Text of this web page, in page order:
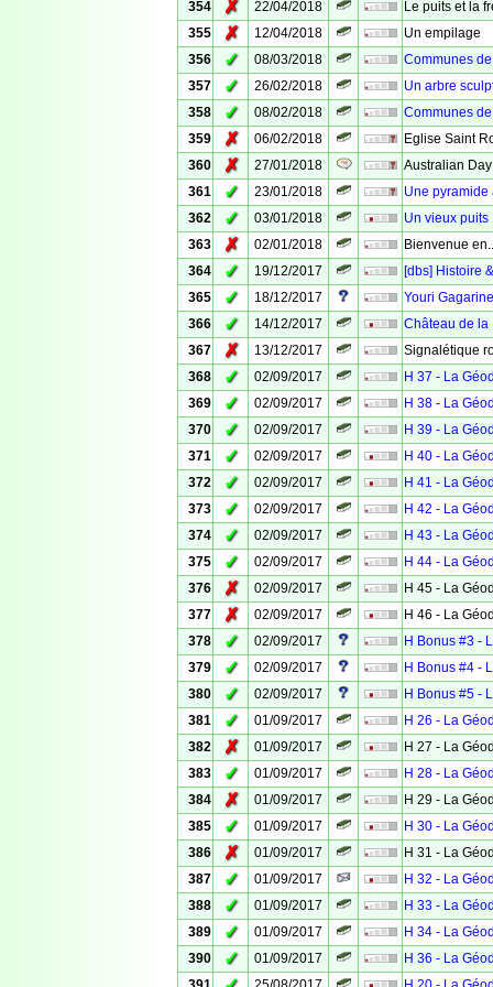
354
✗ 22/04/2018
Le puits et la
355
✗ 12/04/2018
Un empilage
356
✓ 08/03/2018
Communes
357
✓ 26/02/2018
Un arbre
358
✓ 08/02/2018
Communes
359
✗ 06/02/2018
Eglise Saint
360
✗ 27/01/2018
Australian
361
✓ 23/01/2018
Une pyramide
362
✓ 03/01/2018
Un vieux puits
363
✗ 02/01/2018
Bienvenue
364
✓ 19/12/2017
[dbs] Histoire
365
✓ 18/12/2017
Youri Gagarine
366
✓ 14/12/2017
Château de la
367
✗ 13/12/2017
Signalétique
368
✓ 02/09/2017
H 37 - La
369
✓ 02/09/2017
H 38 - La
370
✓ 02/09/2017
H 39 - La
371
✓ 02/09/2017
H 40 - La
372
✓ 02/09/2017
H 41 - La
373
✓ 02/09/2017
H 42 - La
374
✓ 02/09/2017
H 43 - La
375
✓ 02/09/2017
H 44 - La
376
✗ 02/09/2017
H 45 - La
377
✗ 02/09/2017
H 46 - La
378
✓ 02/09/2017
H Bonus #3 -
379
✓ 02/09/2017
H Bonus #4 -
380
✓ 02/09/2017
H Bonus #5 -
381
✓ 01/09/2017
H 26 - La
382
✗ 01/09/2017
H 27 - La
383
✓ 01/09/2017
H 28 - La
384
✗ 01/09/2017
H 29 - La
385
✓ 01/09/2017
H 30 - La
386
✗ 01/09/2017
H 31 - La
387
✓ 01/09/2017
H 32 - La
388
✓ 01/09/2017
H 33 - La
389
✓ 01/09/2017
H 34 - La
390
✓ 01/09/2017
H 36 - La